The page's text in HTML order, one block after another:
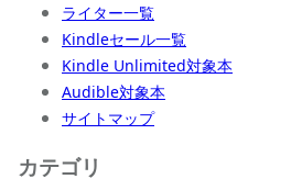
ライター一覧
Kindleセール一覧
Kindle Unlimited対象本
Audible対象本
サイトマップ
カテゴリ